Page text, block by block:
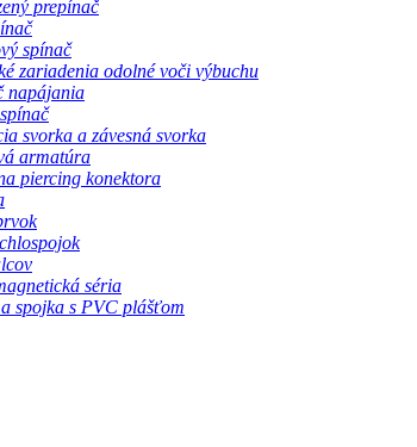
prepínač
spínač
zariadenia odolné voči výbuchu
napájania
svorka a závesná svorka
armatúra
piercing konektora
séria
spojka s PVC plášťom